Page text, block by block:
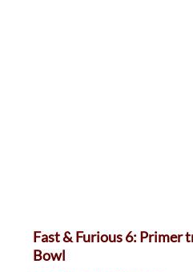
Fast & Furious 6: Primer
Bowl